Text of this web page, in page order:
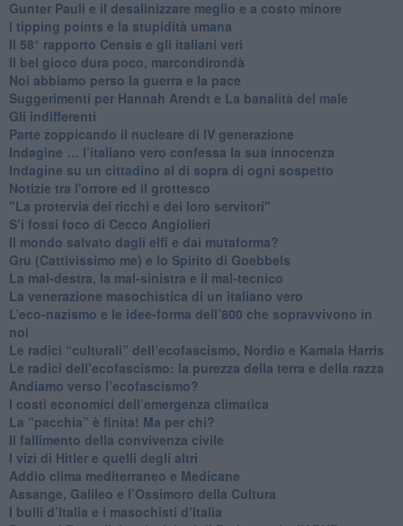
​Gunter Pauli e il desalinizzare meglio e a costo minore
I tipping points e la stupidità umana
​Il 58° rapporto Censis e gli italiani veri
​Il bel gioco dura poco, marcondirondà
Noi abbiamo perso la guerra e la pace
Suggerimenti per Hannah Arendt e La banalità del male
​Gli indifferenti
Parte zoppicando il nucleare di IV generazione
​Indagine … l’italiano vero confessa la sua innocenza
Indagine su un cittadino al di sopra di ogni sospetto
Notizie tra l'orrore ed il grottesco
"La protervia dei ricchi e dei loro servitori"
S’i fossi foco di Cecco Angiolieri
​Il mondo salvato dagli elfi e dai mutaforma?
Gru (Cattivissimo me) e lo Spirito di Goebbels
​La mal-destra, la mal-sinistra e il mal-tecnico
​La venerazione masochistica di un italiano vero
​L’eco-nazismo e le idee-forma dell’800 che sopravvivono in
noi
​Le radici “culturali” dell’ecofascismo, Nordio e Kamala Harris
Le radici dell’ecofascismo: la purezza della terra e della razza
Andiamo verso l’ecofascismo?
I costi economici dell’emergenza climatica
​La “pacchia” è finita! Ma per chi?
​Il fallimento della convivenza civile
​I vizi di Hitler e quelli degli altri
Addio clima mediterraneo e Medicane
​Assange, Galileo e l’Ossimoro della Cultura
​I bulli d’Italia e i masochisti d’Italia